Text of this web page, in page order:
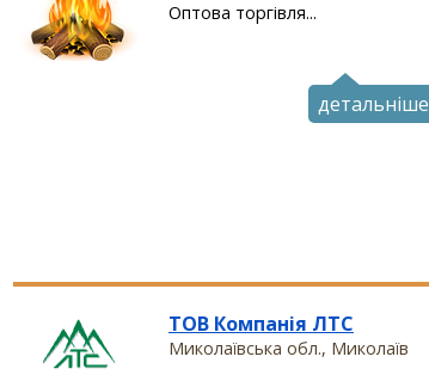
Оптова торгівля...
детальніше
ТОВ Компанiя ЛТС
Миколаївська обл., Миколаïв